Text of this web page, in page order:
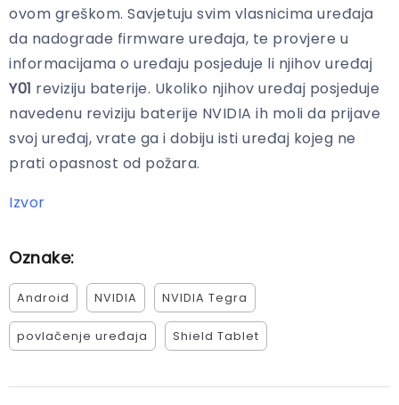
ovom greškom. Savjetuju svim vlasnicima uređaja
da nadograde firmware uređaja, te provjere u
informacijama o uređaju posjeduje li njihov uređaj
Y01 reviziju baterije. Ukoliko njihov uređaj posjeduje
navedenu reviziju baterije NVIDIA ih moli da prijave
svoj uređaj, vrate ga i dobiju isti uređaj kojeg ne
prati opasnost od požara.
Izvor
Oznake:
Android NVIDIA NVIDIA Tegra
povlačenje uređaja Shield Tablet